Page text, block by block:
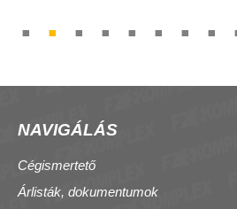
NAVIGÁLÁS
Cégismertető
Árlisták, dokumentumok